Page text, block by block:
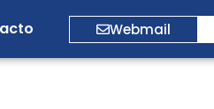
Webmail